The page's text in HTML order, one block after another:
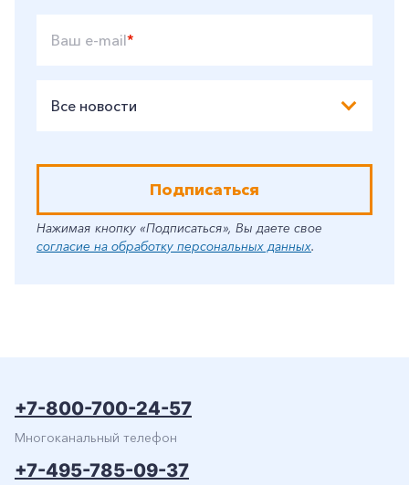
Ваш e-mail*
Все новости
Подписаться
Нажимая кнопку «Подписаться», Вы даете свое
согласие на обработку персональных данных.
+7-800-700-24-57
Многоканальный телефон
+7-495-785-09-37